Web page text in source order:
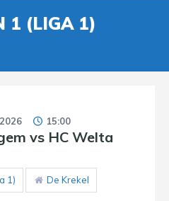
1 (LIGA 1)
15:00
vs HC Welta
1) De Krekel